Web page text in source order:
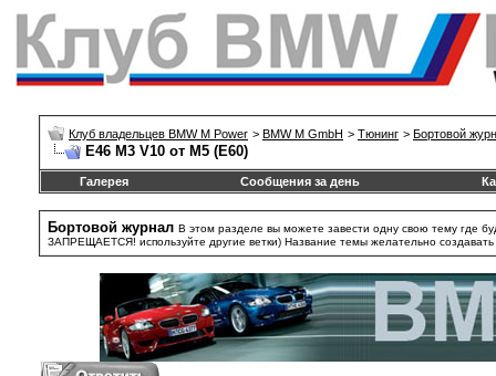
Клуб владельцев BMW M Power > BMW M GmbH > Тюнинг > Бортовой
E46 M3 V10 от M5 (E60)
Галерея Сообщения за день
Бортовой журнал В этом разделе вы можете завести одну свою тему где
ЗАПРЕЩАЕТСЯ! используйте другие ветки) Название темы желательно создавать